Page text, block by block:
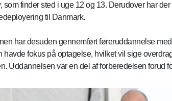
som finder sted i uge 12 og 13. Derudover har
til Danmark.
har desuden gennemført føreruddannelse
havde fokus på optagelse, hvilket vil sige
Uddannelsen var en del af forberedelsen forud